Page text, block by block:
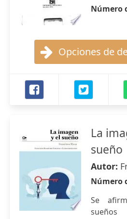
Número
Opciones de
La
sueño
Autor:
Número
Se
sueños